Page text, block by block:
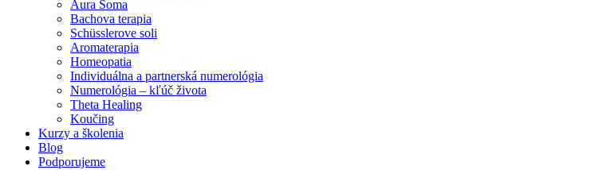
Aura Soma
Bachova terapia
Schüsslerove soli
Aromaterapia
Homeopatia
Individuálna a partnerská numerológia
Numerológia – kľúč života
Theta Healing
Koučing
Kurzy a školenia
Blog
Podporujeme